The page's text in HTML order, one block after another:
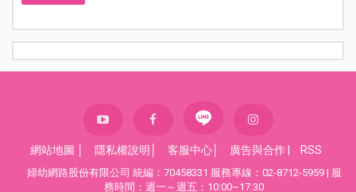
網站地圖 隱私權說明 客服中心 廣告與合作 RSS
婦幼網路股份有限公司 統編：70458331 服務專線：02-8712-5959 | 服
務時間：週一～週五：10:00~17:30